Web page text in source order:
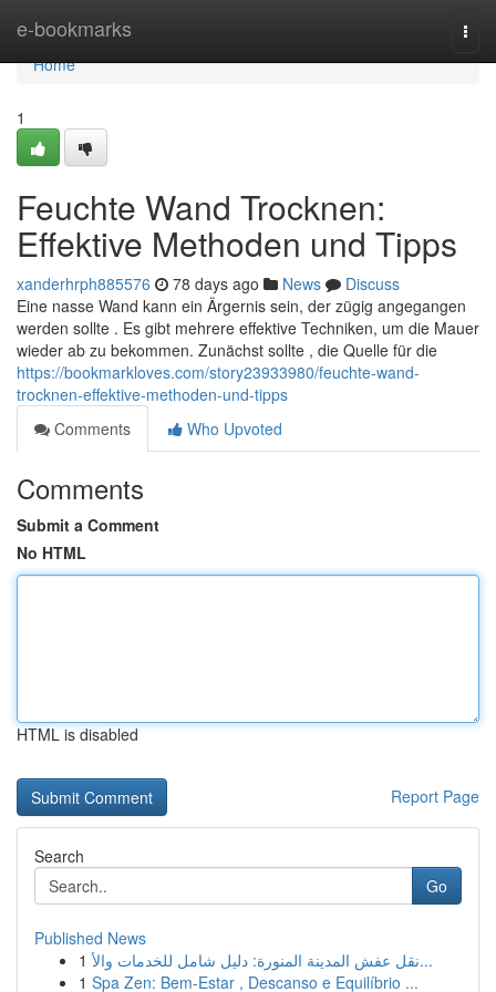
e-bookmarks
Home
Home
1
Feuchte Wand Trocknen:
Effektive Methoden und Tipps
xanderhrph885576 78 days ago News
Discuss
Eine nasse Wand kann ein Ärgernis sein, der zügig angegangen
werden sollte . Es gibt mehrere effektive Techniken, um die Mauer
wieder ab zu bekommen. Zunächst sollte , die Quelle für die
https://bookmarkloves.com/story23933980/feuchte-wand-
trocknen-effektive-methoden-und-tipps
Comments
Who Upvoted
Comments
Submit a Comment
No HTML
HTML is disabled
Report Page
Search
Go
Published News
1
نقل عفش المدينة المنورة: دليل شامل للخدمات والأ...
1 Spa Zen: Bem-Estar , Descanso e Equilíbrio ...